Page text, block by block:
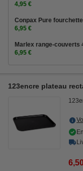
4,95 €
Conpax Pure
6,95 €
Marlex range-couverts
6,95 €
123encre plateau